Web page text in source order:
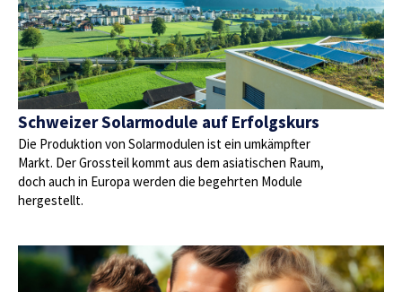
Schweizer Solarmodule auf Erfolgskurs
Die Produktion von Solarmodulen ist ein umkämpfter
Markt. Der Grossteil kommt aus dem asiatischen Raum,
doch auch in Europa werden die begehrten Module
hergestellt.